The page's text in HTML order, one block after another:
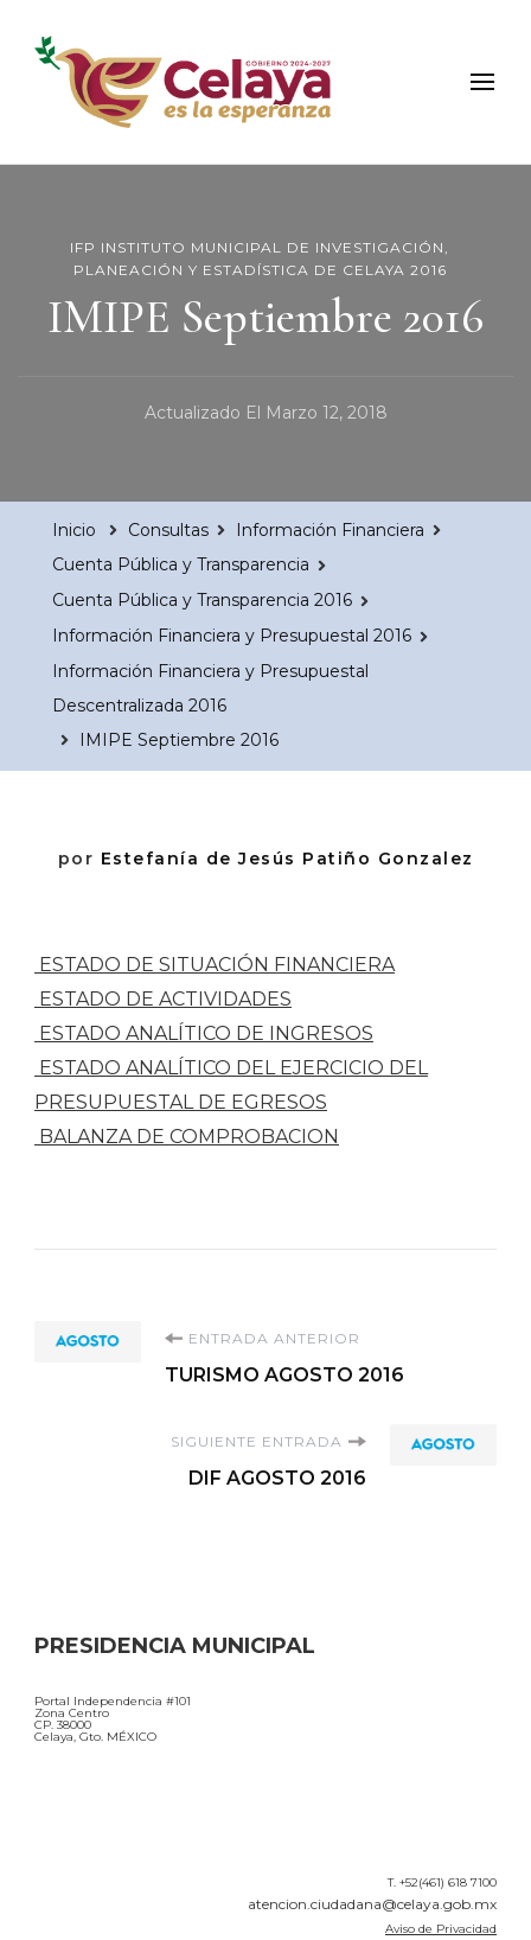
Municipio de Celaya
Portal Oficial del Municipio de Celaya
IFP INSTITUTO MUNICIPAL DE INVESTIGACIÓN,
PLANEACIÓN Y ESTADÍSTICA DE CELAYA 2016
IMIPE Septiembre 2016
Actualizado El Marzo 12, 2018
Inicio Consultas
Información Financiera
Cuenta Pública y Transparencia
Cuenta Pública y Transparencia 2016
Información Financiera y Presupuestal 2016
Información Financiera y Presupuestal
Descentralizada 2016
IMIPE Septiembre 2016
por Estefanía de Jesús Patiño Gonzalez
ESTADO DE SITUACIÓN FINANCIERA
ESTADO DE ACTIVIDADES
ESTADO ANALÍTICO DE INGRESOS
ESTADO ANALÍTICO DEL EJERCICIO DEL
PRESUPUESTAL DE EGRESOS
BALANZA DE COMPROBACION
Navegación
entradas
ENTRADA ANTERIOR
TURISMO AGOSTO 2016
SIGUIENTE ENTRADA
DIF AGOSTO 2016
PRESIDENCIA MUNICIPAL
Portal Independencia #101
Zona Centro
CP. 38000
Celaya, Gto. MÉXICO
T. +52(461) 618 7100
atencion.ciudadana@celaya.gob.mx
Aviso de Privacidad